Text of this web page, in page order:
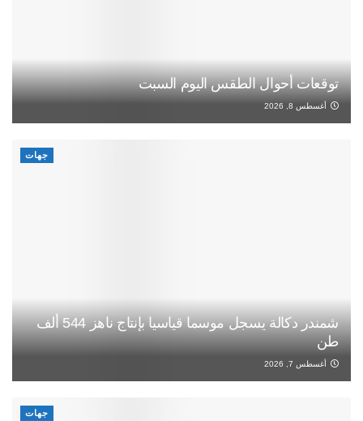
توقعات أحوال الطقس اليوم السبت
أغسطس 8, 2026
جهات
شمندر دكالة يسجل موسما قياسيا بإنتاج ناهز 544 ألف
طن
أغسطس 7, 2026
جهات